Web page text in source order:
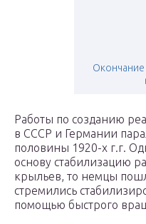
Работы по созданию
в СССР и Германии
половины 1920-х г.г.
основу стабилизацию
крыльев, то немцы
стремились
помощью быстрого